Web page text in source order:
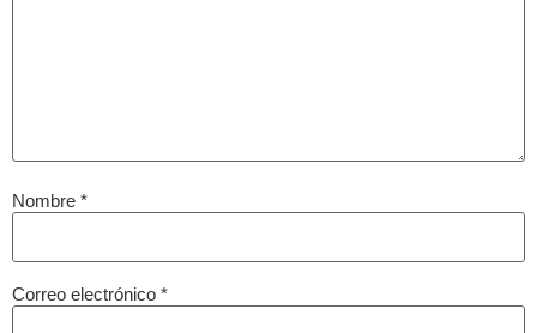
Nombre *
Correo electrónico *